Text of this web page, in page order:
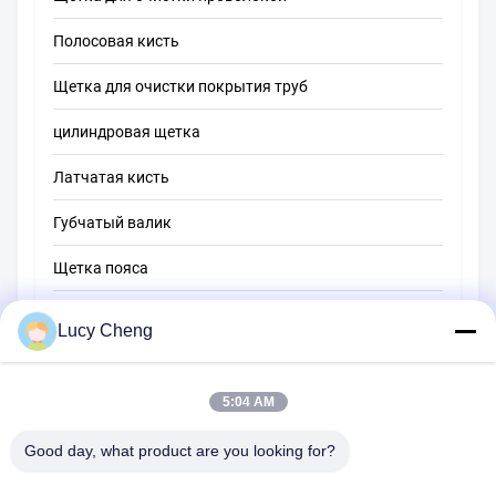
щетка чистки трубки
щетка чистки соломы
Полосовая кисть
Щетка для очистки покрытия труб
цилиндровая щетка
Латчатая кисть
Губчатый валик
Щетка пояса
Щетка
Торцевая щетка для проводов
Lucy Cheng
5:04 AM
Good day, what product are you looking for?